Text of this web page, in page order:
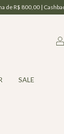
| Cashback de 10%
SALE